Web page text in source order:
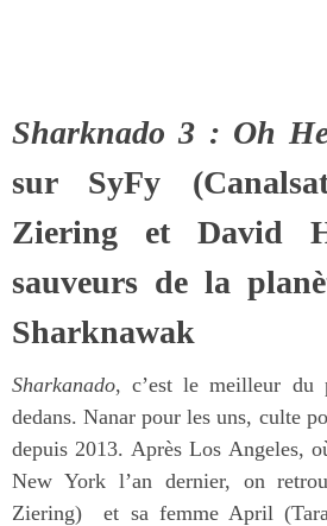
Sharknado 3 : Oh
sur SyFy
Ziering et David
sauveurs de la
Sharknawak
Sharkanado, c’est le meilleur du
dedans. Nanar pour les uns, culte
depuis 2013. Après Los Angeles,
New York l’an dernier, on
Ziering) et sa femme April